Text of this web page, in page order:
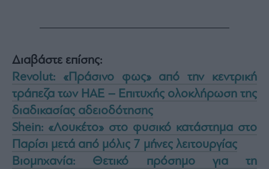
Διαβάστε επίσης:
Revolut: «Πράσινο φως» από την κεντρική
τράπεζα των ΗΑΕ – Επιτυχής ολοκλήρωση της
διαδικασίας αδειοδότησης
Shein: «Λουκέτο» στο φυσικό κατάστημα στο
Παρίσι μετά από μόλις 7 μήνες λειτουργίας
Βιομηχανία: Θετικό πρόσημο για τη